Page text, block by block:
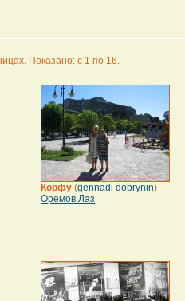
Показано: с 1 по 16.
Корфу (gennadi dobrynin)
Оремов Лаз